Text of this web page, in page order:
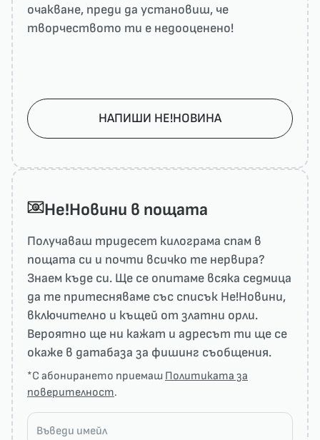
очакване, преди да установиш, че
творчеството ти е недооценено!
НАПИШИ НЕ!НОВИНА
He!Новини в пощата
Получаваш тридесет килограма спам в
пощата си и почти всичко те нервира?
Знаем къде си. Ще се опитаме всяка седмица
да те притесняваме със списък He!Новини,
включително и къщей от златни орли.
Вероятно ще ни кажат и адресът ти ще се
окаже в датабаза за фишинг съобщения.
*С абонирането приемаш Политиката за
поверителност.